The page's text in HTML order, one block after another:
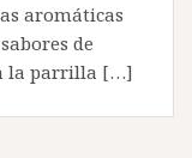
aromáticas
de
la parrilla […]